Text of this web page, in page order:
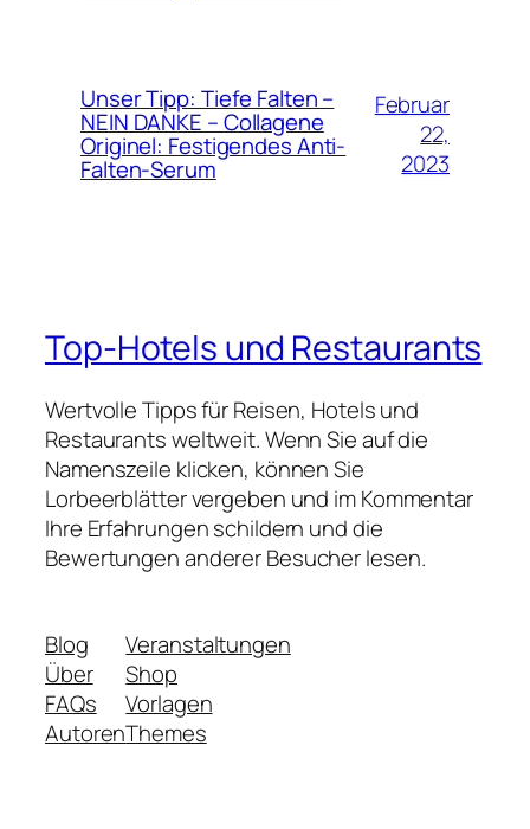
Unser Tipp: Tiefe Falten –
NEIN DANKE – Collagene
Originel: Festigendes Anti-
Falten-Serum
Februar
22,
2023
Top-Hotels und Restaurants
Wertvolle Tipps für Reisen, Hotels und
Restaurants weltweit. Wenn Sie auf die
Namenszeile klicken, können Sie
Lorbeerblätter vergeben und im Kommentar
Ihre Erfahrungen schildern und die
Bewertungen anderer Besucher lesen.
Blog
Über
FAQs
Autoren
Veranstaltungen
Shop
Vorlagen
Themes